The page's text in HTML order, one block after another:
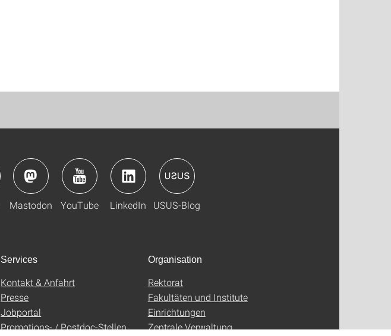
Mastodon YouTube LinkedIn USUS-Blog
Services
Kontakt & Anfahrt
Presse
Jobportal
Promotions- / Postdoc-Stellen
Organisation
Rektorat
Fakultäten und Institute
Einrichtungen
Zentrale Verwaltung